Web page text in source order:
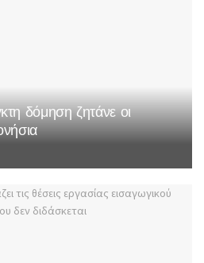
δόμηση ζητάνε οι